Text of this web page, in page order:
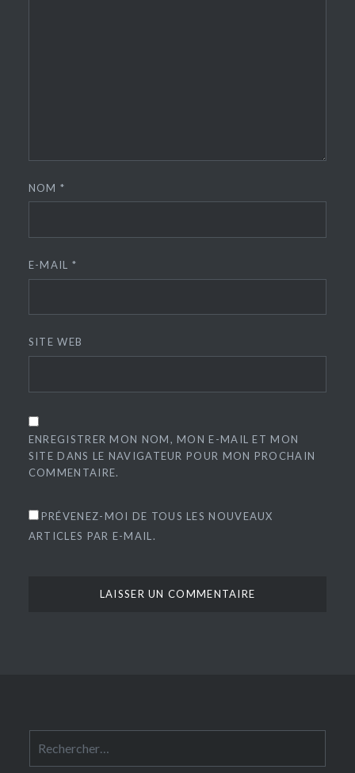
NOM*
E-MAIL *
SITE WEB
ENREGISTRER MON NOM, MON E-MAIL ET MON
SITE DANS LE NAVIGATEUR POUR MON PROCHAIN
COMMENTAIRE.
PRÉVENEZ-MOI DE TOUS LES NOUVEAUX
ARTICLES PAR E-MAIL.